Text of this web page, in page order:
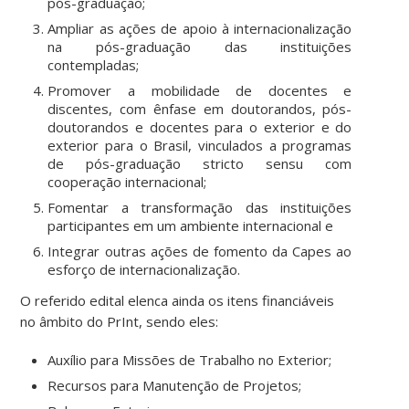
Ampliar as ações de apoio à internacionalização
na pós-graduação das instituições
contempladas;
Promover a mobilidade de docentes e
discentes, com ênfase em doutorandos, pós-
doutorandos e docentes para o exterior e do
exterior para o Brasil, vinculados a programas
de pós-graduação stricto sensu com
cooperação internacional;
Fomentar a transformação das instituições
participantes em um ambiente internacional e
Integrar outras ações de fomento da Capes ao
esforço de internacionalização.
O referido edital elenca ainda os itens financiáveis
no âmbito do PrInt, sendo eles:
Auxílio para Missões de Trabalho no Exterior;
Recursos para Manutenção de Projetos;